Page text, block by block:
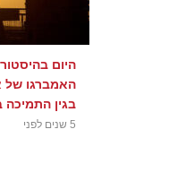
האמברגו
בגין התמיכה
5 שנים לפני